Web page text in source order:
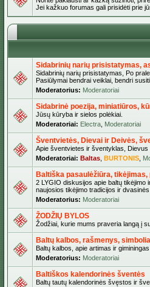
Jei kažkuo forumas gali prisidėti prie
Sidabrinių narių prisistatymas,
Sidabrinių narių prisistatymas, Po
Pasiūlymai bendrai veiklai, bendri
Moderatorius: Moderatoriai
Sidabrinė poezija, miniatiūros,
Jūsų kūryba ir sielos polėkiai.
Moderatoriai: Electra Moderatoriai
Šventvietės, Dievai ir Deivės,
Apie šventvietes ir šventyklas,
Moderatoriai: Baltas BURTONIS
Baltiška pasaulėžiūra,
2 LYGIO diskusijos apie baltų
naujosios tikėjimo tradicijos ir
Moderatorius: Moderatoriai
ŽODŽIŲ BYLOS
Žodžiai, kurie mums praveria langą į
Baltų kalbos, rašmenys,
Baltų kalbos, apie artimas ir
Moderatorius: Moderatoriai
Baltiškos kalendorinės šventės
Baltų tautų kalendorinės švęstos ir